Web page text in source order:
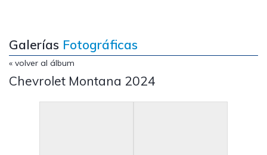
Galerías Fotográficas
« volver al álbum
Chevrolet Montana 2024